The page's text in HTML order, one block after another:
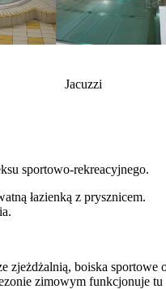
Jacuzzi
sportowo-rekreacyjnego.
łazienką z prysznicem.
zjeżdżalnią, boiska sportowe
zimowym funkcjonuje tu